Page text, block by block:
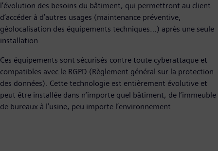
l’évolution des besoins du bâtiment, qui permettront au client
d’accéder à d’autres usages (maintenance préventive,
géolocalisation des équipements techniques…) après une seule
installation.
Ces équipements sont sécurisés contre toute cyberattaque et
compatibles avec le RGPD (Règlement général sur la protection
des données). Cette technologie est entièrement évolutive et
peut être installée dans n’importe quel bâtiment, de l’immeuble
de bureaux à l’usine, peu importe l’environnement.